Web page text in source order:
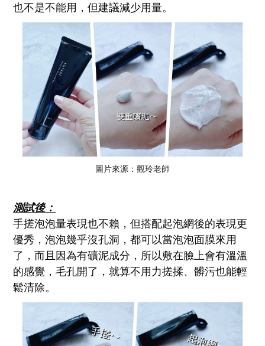
也不是不能用，但建議減少用量。
圖片來源：觀玲老師
測試後：
手搓泡泡量表現也不賴，但搭配起泡網後的表現更
優秀，泡泡幾乎沒孔洞，都可以當泡泡面膜來用
了，而且因為有礦泥成分，所以敷在臉上會有溫溫
的感覺，毛孔開了，就算不用力搓揉、髒污也能輕
鬆清除。